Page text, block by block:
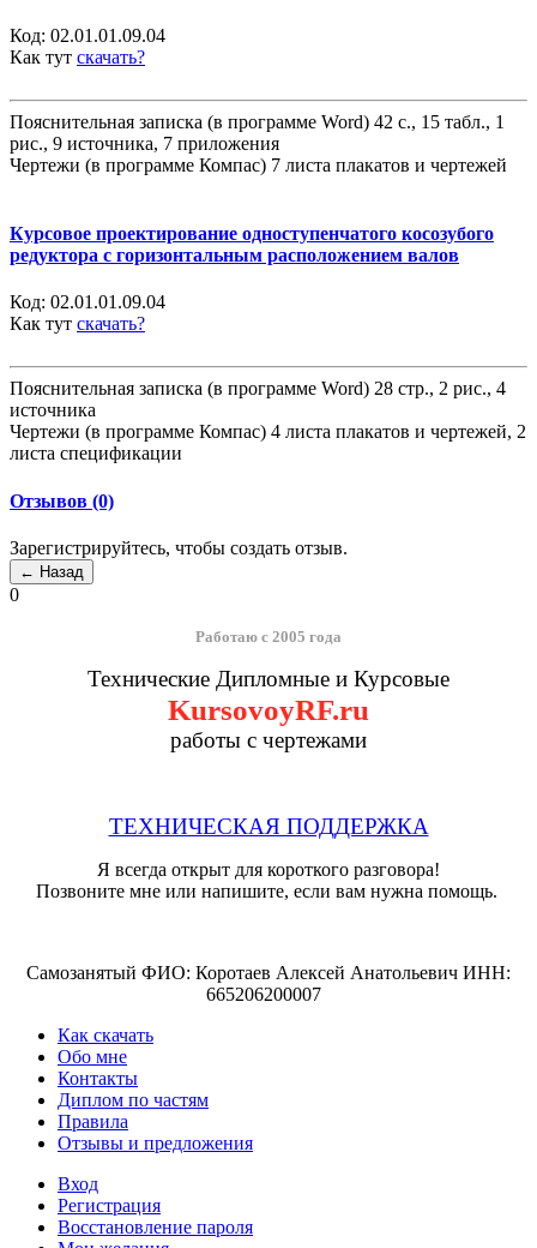
Код: 02.01.01.09.04
Как тут скачать?
Пояснительная записка (в программе Word) 42 с., 15 табл., 1
рис., 9 источника, 7 приложения
Чертежи (в программе Компас) 7 листа плакатов и чертежей
Курсовое проектирование одноступенчатого косозубого
редуктора с горизонтальным расположением валов
Код: 02.01.01.09.04
Как тут скачать?
Пояснительная записка (в программе Word) 28 стр., 2 рис., 4
источника
Чертежи (в программе Компас) 4 листа плакатов и чертежей, 2
листа спецификации
Отзывов (0)
Зарегистрируйтесь, чтобы создать отзыв.
0
Работаю с 2005 года
Технические Дипломные и Курсовые
KursovoyRF.ru
работы с чертежами
ТЕХНИЧЕСКАЯ ПОДДЕРЖКА
Я всегда открыт для короткого разговора!
Позвоните мне или напишите, если вам нужна помощь.
Самозанятый ФИО: Коротаев Алексей Анатольевич ИНН:
665206200007
Как скачать
Обо мне
Контакты
Диплом по частям
Правила
Отзывы и предложения
Вход
Регистрация
Восстановление пароля